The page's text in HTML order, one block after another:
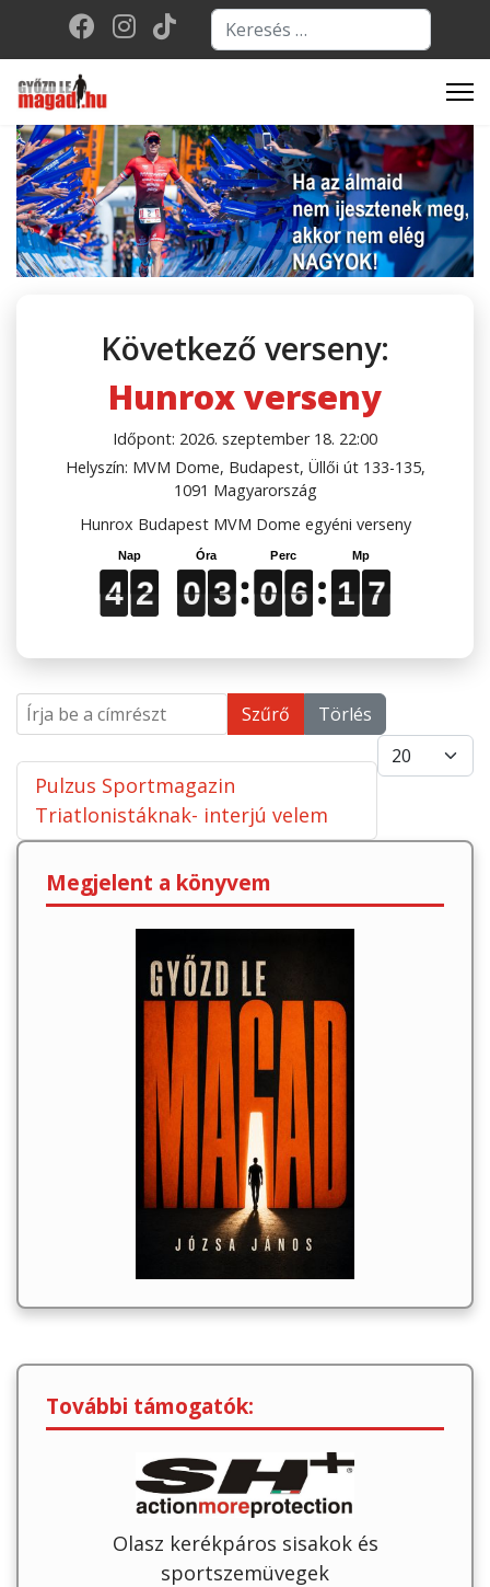
Keresés...
Type 2 or more
Következő verseny:
Hunrox verseny
Időpont: 2026. szeptember 18. 22:00
Helyszín: MVM Dome, Budapest, Üllői út 133-135,
1091 Magyarország
Hunrox Budapest MVM Dome egyéni verseny
4
4
4
4 2
2
2
2 0
0
0
0 3
3
3
3 0
0
0
0 6
6
6
6 1
1
1
1 6
7
6
7
Írja be a címrészt Szűrő Törlés
Tételek #
Pulzus Sportmagazin
Triatlonistáknak- interjú velem
Megjelent a könyvem
További támogatók:
Olasz kerékpáros sisakok és
sportszemüvegek